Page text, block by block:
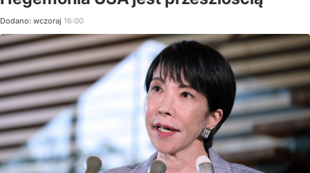
Dodano: wczoraj 16:00